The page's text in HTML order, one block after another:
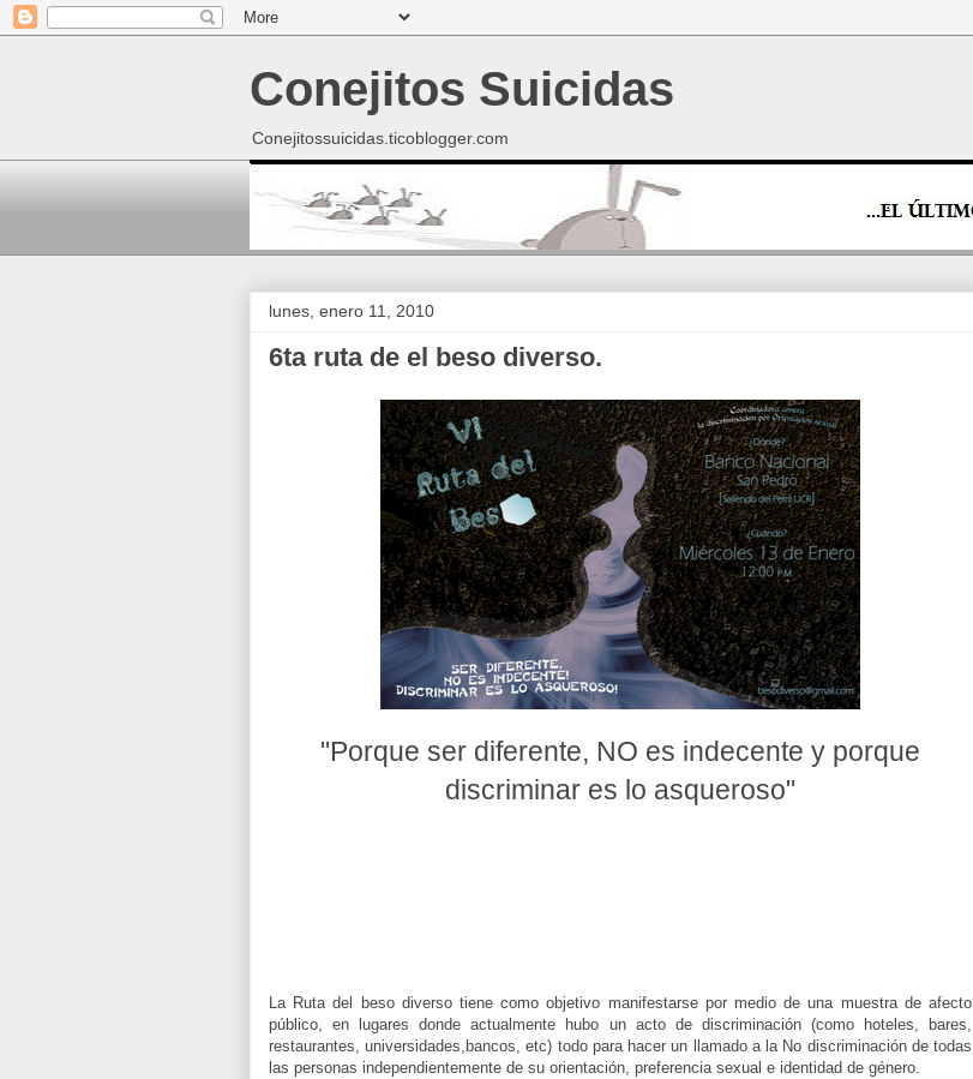
Conejitos Suicidas
Conejitossuicidas.ticoblogger.com
lunes, enero 11, 2010
6ta ruta de el beso diverso.
"Porque ser diferente, NO es indecente y porque
discriminar es lo asqueroso"
La Ruta del beso diverso tiene como objetivo manifestarse por medio de una muestra de afecto
público, en lugares donde actualmente hubo un acto de discriminación (como hoteles, bares,
restaurantes, universidades,bancos, etc) todo para hacer un llamado a la No discriminación de todas
las personas independientemente de su orientación, preferencia sexual e identidad de género.